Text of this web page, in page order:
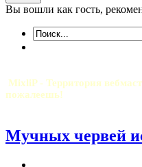
Вы вошли как гость,
MixliP - Территория
пожалеешь!
Мучных червей